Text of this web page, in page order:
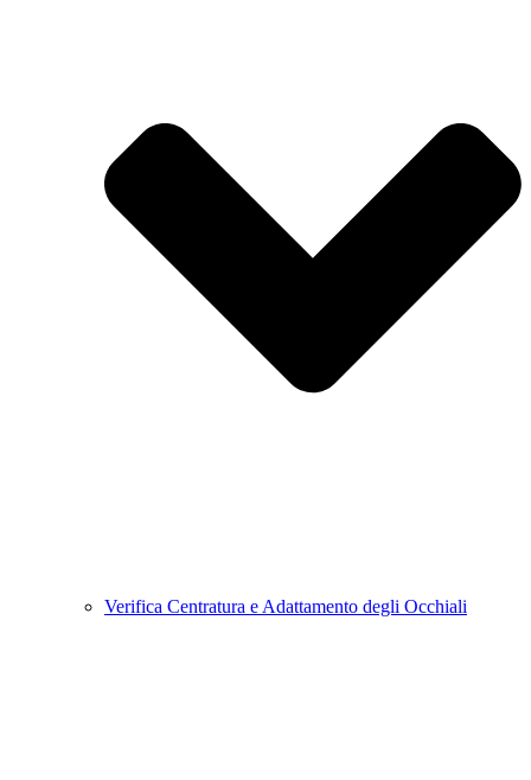
Verifica Centratura e Adattamento degli Occhiali